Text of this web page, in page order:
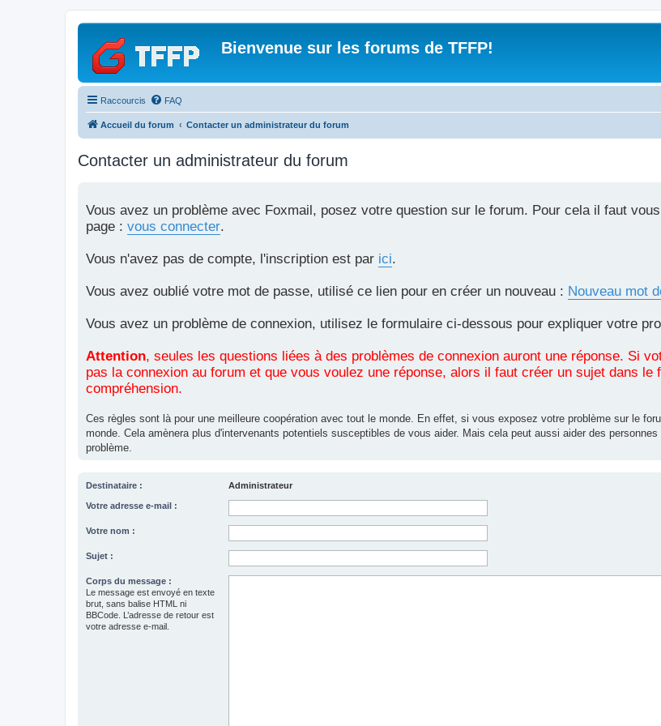
Bienvenue sur les forums de TFFP!
Raccourcis FAQ
Accueil du forum Contacter un administrateur du forum
Contacter un administrateur du forum
Vous avez un problème avec Foxmail, posez votre question sur le forum. Pour cela il faut
page : vous connecter.
Vous n'avez pas de compte, l'inscription est par ici.
Vous avez oublié votre mot de passe, utilisé ce lien pour en créer un nouveau : Nouveau mot
Vous avez un problème de connexion, utilisez le formulaire ci-dessous pour expliquer votre
Attention, seules les questions liées à des problèmes de connexion auront une réponse. Si
pas la connexion au forum et que vous voulez une réponse, alors il faut créer un sujet dans le
compréhension.
Ces règles sont là pour une meilleure coopération avec tout le monde. En effet, si vous exposez votre problème sur le
monde. Cela amènera plus d'intervenants potentiels susceptibles de vous aider. Mais cela peut aussi aider des
problème.
Destinataire : Administrateur
Votre adresse e-mail :
Votre nom :
Sujet :
Corps du message :
Le message est envoyé en texte
brut, sans balise HTML ni
BBCode. L’adresse de retour est
votre adresse e-mail.